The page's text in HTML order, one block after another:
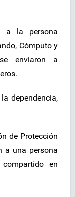
a la persona
Cómputo y
enviaron a
dependencia,
de Protección
a una persona
en